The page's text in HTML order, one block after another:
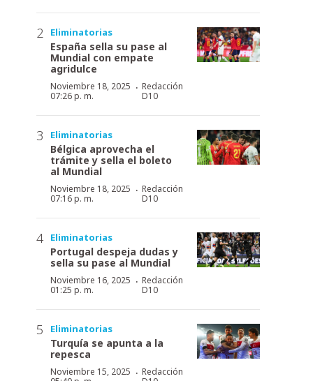
Eliminatorias
España sella su pase al
Mundial con empate
agridulce
Noviembre 18, 2025
07:26 p. m.
· Redacción
D10
Eliminatorias
Bélgica aprovecha el
trámite y sella el boleto
al Mundial
Noviembre 18, 2025
07:16 p. m.
· Redacción
D10
Eliminatorias
Portugal despeja dudas y
sella su pase al Mundial
Noviembre 16, 2025
01:25 p. m.
· Redacción
D10
Eliminatorias
Turquía se apunta a la
repesca
Noviembre 15, 2025 · Redacción